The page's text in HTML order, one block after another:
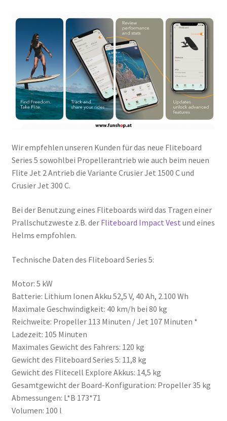
Wir empfehlen unseren Kunden für das neue Fliteboard
Series 5 sowohlbei Propellerantrieb wie auch beim neuen
Flite Jet 2 Antrieb die Variante Crusier Jet 1500 C und
Crusier Jet 300 C.
Bei der Benutzung eines Fliteboards wird das Tragen einer
Prallschutzweste z.B. der Fliteboard Impact Vest und eines
Helms empfohlen.
Technische Daten des Fliteboard Series 5:
Motor: 5 kW
Batterie: Lithium Ionen Akku 52,5 V, 40 Ah, 2.100 Wh
Maximale Geschwindigkeit: 40 km/h bei 80 kg
Reichweite: Propeller 113 Minuten / Jet 107 Minuten *
Ladezeit: 105 Minuten
Maximales Gewicht des Fahrers: 120 kg
Gewicht des Fliteboard Series 5: 11,8 kg
Gewicht des Flitecell Explore Akkus: 14,5 kg
Gesamtgewicht der Board-Konfiguration: Propeller 35 kg
Abmessungen: L*B 173*71
Volumen: 100 l